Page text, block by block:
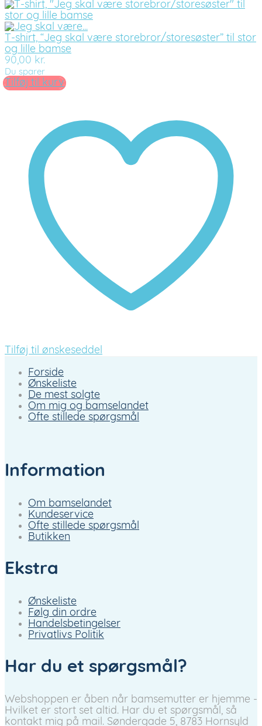
T-shirt, “Jeg skal være storebror/storesøster” til stor
og lille bamse
90,00 kr.
Du sparer
Tilføj til kurv
Tilføj til ønskeseddel
Forside
Ønskeliste
De mest solgte
Om mig og bamselandet
Ofte stillede spørgsmål
Information
Om bamselandet
Kundeservice
Ofte stillede spørgsmål
Butikken
Ekstra
Ønskeliste
Følg din ordre
Handelsbetingelser
Privatlivs Politik
Har du et spørgsmål?
Webshoppen er åben når bamsemutter er hjemme -
Hvilket er stort set altid. Har du et spørgsmål, så
kontakt mig på mail. Søndergade 5, 8783 Hornsyld